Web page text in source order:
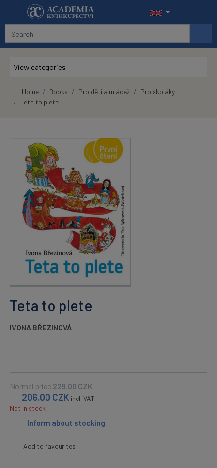
Skip to main content
View categories
Home Books Pro děti a mládež
Pro školáky
Teta to plete
Teta to plete
IVONA BŘEZINOVÁ
Normal price 229.00CZK
206.00 CZK incl. VAT
Not in stock
Inform about stocking
Add to favourites